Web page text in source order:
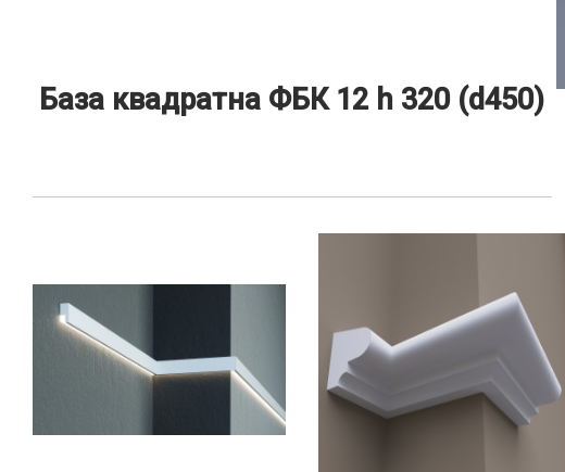
База квадратна ФБК 12 h 320 (d450)